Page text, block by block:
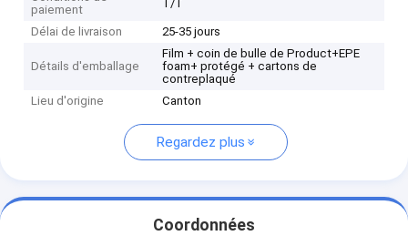
paiement
T/T
Délai de livraison 25-35 jours
Détails d'emballage
Film + coin de bulle de Product+EPE
foam+ protégé + cartons de
contreplaqué
Lieu d'origine
Canton
Regardez plus
Coordonnées